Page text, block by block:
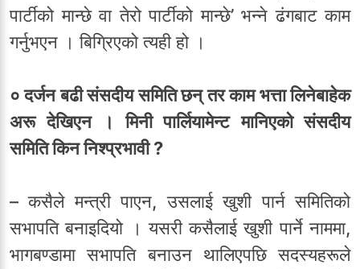
पार्टीको मान्छे वा तेरो पार्टीको मान्छे’ भन्ने ढंगबाट काम
गर्नुभएन । बिग्रिएको त्यही हो ।
० दर्जन बढी संसदीय समिति छन् तर काम भत्ता लिनेबाहेक
अरू देखिएन । मिनी पार्लियामेन्ट मानिएको संसदीय
समिति किन निश्प्रभावी ?
– कसैले मन्त्री पाएन, उसलाई खुशी पार्न समितिको
सभापति बनाइदियो । यसरी कसैलाई खुशी पार्ने नाममा,
भागबण्डामा सभापति बनाउन थालिएपछि सदस्यहरूले